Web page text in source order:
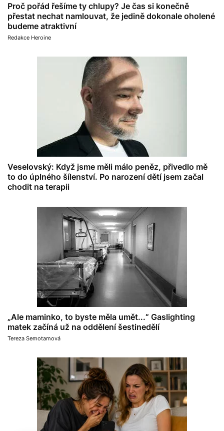
Proč pořád řešíme ty chlupy? Je čas si konečně
přestat nechat namlouvat, že jedině dokonale oholené
budeme atraktivní
Redakce Heroine
Veselovský: Když jsme měli málo peněz, přivedlo mě
to do úplného šílenství. Po narození dětí jsem začal
chodit na terapii
„Ale maminko, to byste měla umět...“ Gaslighting
matek začíná už na oddělení šestinedělí
Tereza Semotamová